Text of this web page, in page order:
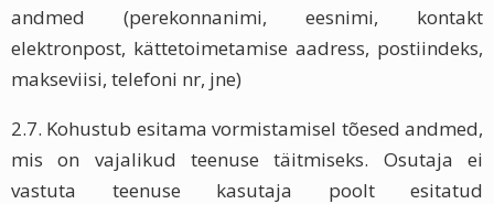
andmed (perekonnanimi, eesnimi, kontakt
elektronpost, kättetoimetamise aadress, postiindeks,
makseviisi, telefoni nr, jne)
2.7. Kohustub esitama vormistamisel tõesed andmed,
mis on vajalikud teenuse täitmiseks. Osutaja ei
vastuta teenuse kasutaja poolt esitatud